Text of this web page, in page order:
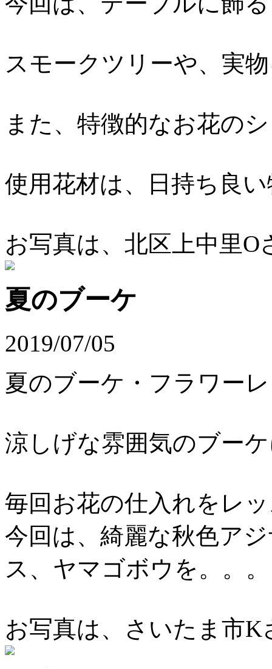
スモークツリーや、実
また、特徴的なお花の
使用花材は、日持ち良
お写真は、北区上中里
夏のブーケ
2019/07/05
夏のブーケ・フラワー
涼しげな雰囲気のブー
毎回お花の仕入れをレ
今回は、綺麗な秋色ア
ス、ヤマゴボウを。。。
お写真は、さいたま市